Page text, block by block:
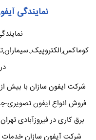
نمایندگی
شرکت ایفون سازان با بیش
فروش انواع ایفون تصویری-
برق کاری در فیروزآبادی
شرکت آیفون سازان